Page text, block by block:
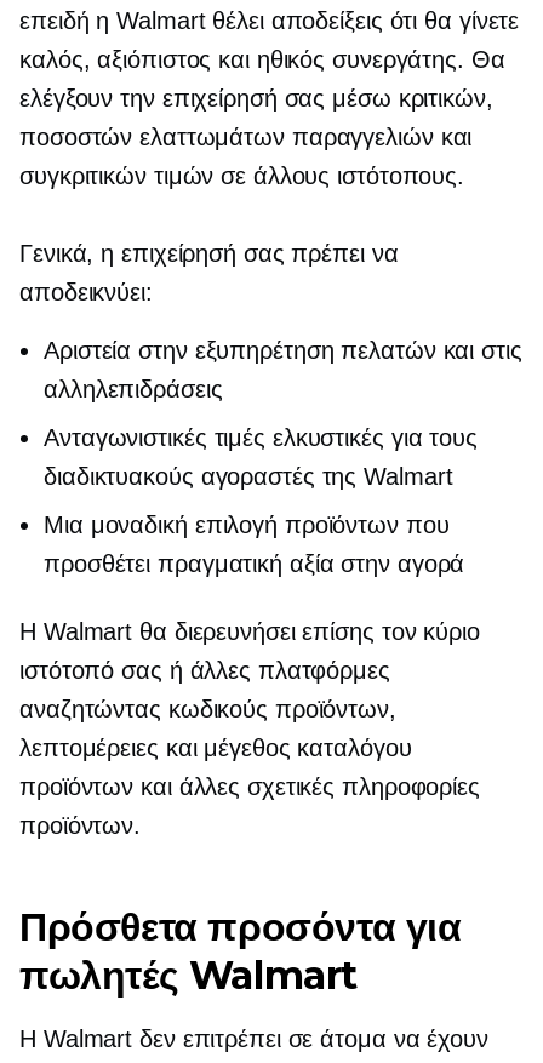
επειδή η Walmart θέλει αποδείξεις ότι θα γίνετε
καλός, αξιόπιστος και ηθικός συνεργάτης. Θα
ελέγξουν την επιχείρησή σας μέσω κριτικών,
ποσοστών ελαττωμάτων παραγγελιών και
συγκριτικών τιμών σε άλλους ιστότοπους.
Γενικά, η επιχείρησή σας πρέπει να
αποδεικνύει:
Αριστεία στην εξυπηρέτηση πελατών και στις
αλληλεπιδράσεις
Ανταγωνιστικές τιμές ελκυστικές για τους
διαδικτυακούς αγοραστές της Walmart
Μια μοναδική επιλογή προϊόντων που
προσθέτει πραγματική αξία στην αγορά
Η Walmart θα διερευνήσει επίσης τον κύριο
ιστότοπό σας ή άλλες πλατφόρμες
αναζητώντας κωδικούς προϊόντων,
λεπτομέρειες και μέγεθος καταλόγου
προϊόντων και άλλες σχετικές πληροφορίες
προϊόντων.
Πρόσθετα προσόντα για
πωλητές Walmart
Η Walmart δεν επιτρέπει σε άτομα να έχουν